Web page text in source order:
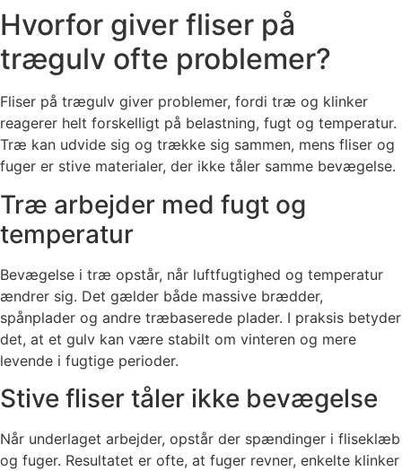
Hvorfor giver fliser på
trægulv ofte problemer?
Fliser på trægulv giver problemer, fordi træ og klinker
reagerer helt forskelligt på belastning, fugt og temperatur.
Træ kan udvide sig og trække sig sammen, mens fliser og
fuger er stive materialer, der ikke tåler samme bevægelse.
Træ arbejder med fugt og
temperatur
Bevægelse i træ opstår, når luftfugtighed og temperatur
ændrer sig. Det gælder både massive brædder,
spånplader og andre træbaserede plader. I praksis betyder
det, at et gulv kan være stabilt om vinteren og mere
levende i fugtige perioder.
Stive fliser tåler ikke bevægelse
Når underlaget arbejder, opstår der spændinger i fliseklæb
og fuger. Resultatet er ofte, at fuger revner, enkelte klinker